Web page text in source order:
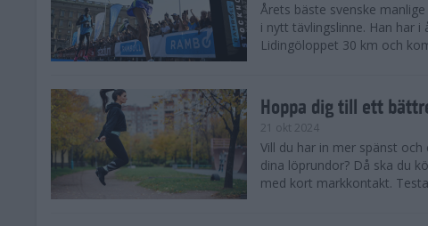
Årets bäste svenske
i nytt tävlingslinne. Han har
Lidingöloppet 30 km och
Hoppa dig till ett
21 okt 2024
Vill du har in mer spänst
dina löprundor? Då ska du
med kort markkontakt.